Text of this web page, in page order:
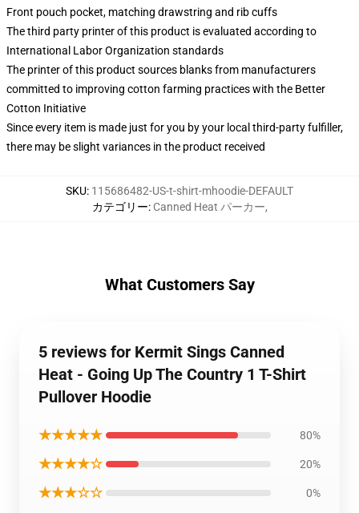
Front pouch pocket, matching drawstring and rib cuffs
The third party printer of this product is evaluated according to
International Labor Organization standards
The printer of this product sources blanks from manufacturers
committed to improving cotton farming practices with the Better
Cotton Initiative
Since every item is made just for you by your local third-party fulfiller,
there may be slight variances in the product received
SKU: 115686482-US-t-shirt-mhoodie-DEFAULT
カテゴリー: Canned Heat パーカー,
What Customers Say
5 reviews for Kermit Sings Canned
Heat - Going Up The Country 1 T-Shirt
Pullover Hoodie
★★★★★ 80%
★★★★☆ 20%
★★★☆☆ 0%